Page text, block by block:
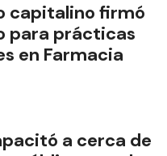
capitalino firmó
para prácticas
en Farmacia
a cerca de